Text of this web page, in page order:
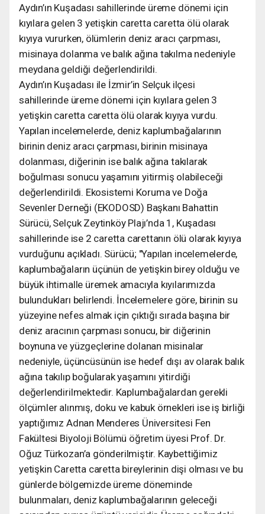
Aydın’ın Kuşadası sahillerinde üreme dönemi için
kıyılara gelen 3 yetişkin caretta caretta ölü olarak
kıyıya vururken, ölümlerin deniz aracı çarpması,
misinaya dolanma ve balık ağına takılma nedeniyle
meydana geldiği değerlendirildi.
Aydın’ın Kuşadası ile İzmir’in Selçuk ilçesi
sahillerinde üreme dönemi için kıyılara gelen 3
yetişkin caretta caretta ölü olarak kıyıya vurdu.
Yapılan incelemelerde, deniz kaplumbağalarının
birinin deniz aracı çarpması, birinin misinaya
dolanması, diğerinin ise balık ağına takılarak
boğulması sonucu yaşamını yitirmiş olabileceği
değerlendirildi. Ekosistemi Koruma ve Doğa
Sevenler Derneği (EKODOSD) Başkanı Bahattin
Sürücü, Selçuk Zeytinköy Plajı’nda 1, Kuşadası
sahillerinde ise 2 caretta carettanın ölü olarak kıyıya
vurduğunu açıkladı. Sürücü; "Yapılan incelemelerde,
kaplumbağaların üçünün de yetişkin birey olduğu ve
büyük ihtimalle üremek amacıyla kıyılarımızda
bulundukları belirlendi. İncelemelere göre, birinin su
yüzeyine nefes almak için çıktığı sırada başına bir
deniz aracının çarpması sonucu, bir diğerinin
boynuna ve yüzgeçlerine dolanan misinalar
nedeniyle, üçüncüsünün ise hedef dışı av olarak balık
ağına takılıp boğularak yaşamını yitirdiği
değerlendirilmektedir. Kaplumbağalardan gerekli
ölçümler alınmış, doku ve kabuk örnekleri ise iş birliği
yaptığımız Adnan Menderes Üniversitesi Fen
Fakültesi Biyoloji Bölümü öğretim üyesi Prof. Dr.
Oğuz Türkozan’a gönderilmiştir. Kaybettiğimiz
yetişkin Caretta caretta bireylerinin dişi olması ve bu
günlerde bölgemizde üreme döneminde
bulunmaları, deniz kaplumbağalarının geleceği